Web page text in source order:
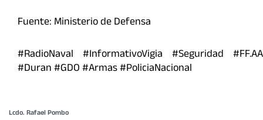
Fuente: Ministerio de Defensa
#RadioNaval #InformativoVigia #Seguridad #FF.AA
#Duran #GDO #Armas #PoliciaNacional
Lcdo. Rafael Pombo